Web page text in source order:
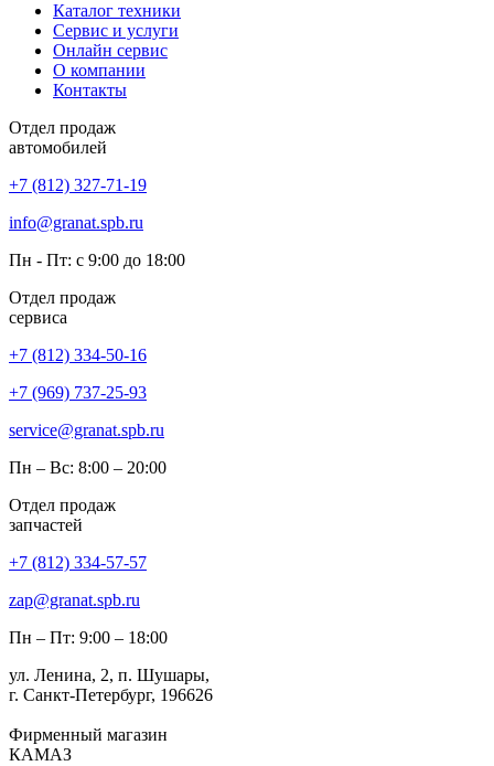
Каталог техники
Сервис и услуги
Онлайн сервис
О компании
Контакты
Отдел продаж
автомобилей
+7 (812) 327-71-19
info@granat.spb.ru
Пн - Пт: с 9:00 до 18:00
Отдел продаж
сервиса
+7 (812) 334-50-16
+7 (969) 737-25-93
service@granat.spb.ru
Пн – Вс: 8:00 – 20:00
Отдел продаж
запчастей
+7 (812) 334-57-57
zap@granat.spb.ru
Пн – Пт: 9:00 – 18:00
ул. Ленина, 2, п. Шушары,
г. Санкт-Петербург, 196626
Фирменный магазин
КАМАЗ